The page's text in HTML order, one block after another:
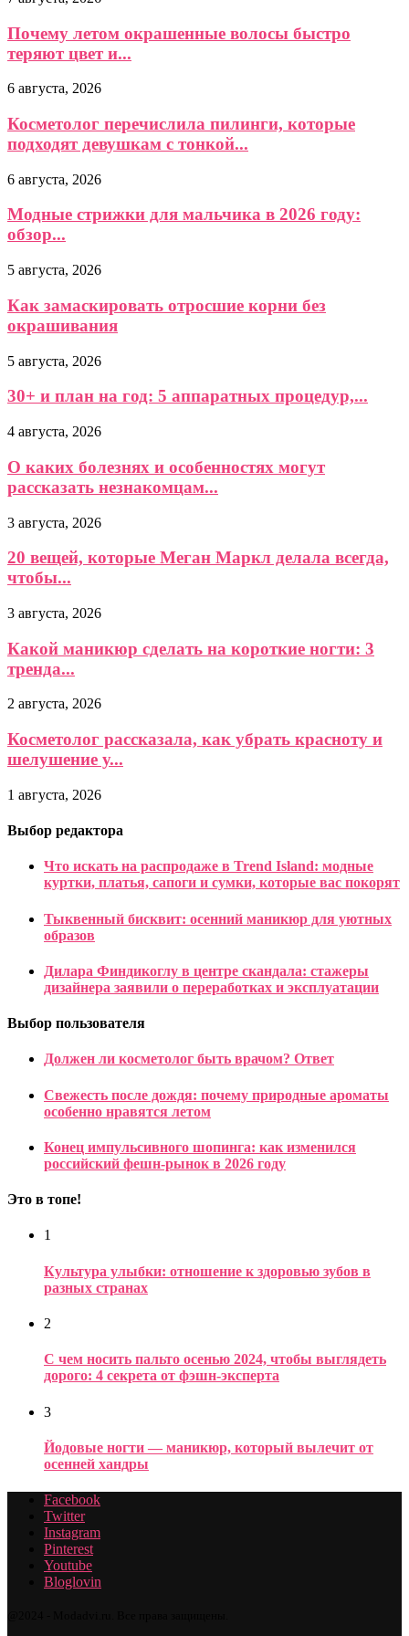
Почему летом окрашенные волосы быстро
теряют цвет и...
6 августа, 2026
Косметолог перечислила пилинги, которые
подходят девушкам с тонкой...
6 августа, 2026
Модные стрижки для мальчика в 2026 году:
обзор...
5 августа, 2026
Как замаскировать отросшие корни без
окрашивания
5 августа, 2026
30+ и план на год: 5 аппаратных процедур,...
4 августа, 2026
О каких болезнях и особенностях могут
рассказать незнакомцам...
3 августа, 2026
20 вещей, которые Меган Маркл делала всегда,
чтобы...
3 августа, 2026
Какой маникюр сделать на короткие ногти: 3
тренда...
2 августа, 2026
Косметолог рассказала, как убрать красноту и
шелушение у...
1 августа, 2026
Выбор редактора
Что искать на распродаже в Trend Island: модные
куртки, платья, сапоги и сумки, которые вас покорят
Тыквенный бисквит: осенний маникюр для уютных
образов
Дилара Финдикоглу в центре скандала: стажеры
дизайнера заявили о переработках и эксплуатации
Выбор пользователя
Должен ли косметолог быть врачом? Ответ
Свежесть после дождя: почему природные ароматы
особенно нравятся летом
Конец импульсивного шопинга: как изменился
российский фешн-рынок в 2026 году
Это в топе!
1
Культура улыбки: отношение к здоровью зубов в
разных странах
2
С чем носить пальто осенью 2024, чтобы выглядеть
дорого: 4 секрета от фэшн-эксперта
3
Йодовые ногти — маникюр, который вылечит от
осенней хандры
Facebook
Twitter
Instagram
Pinterest
Youtube
Bloglovin